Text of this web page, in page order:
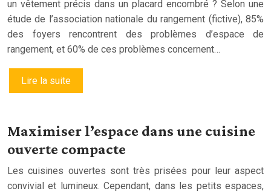
un vêtement précis dans un placard encombré ? Selon une
étude de l’association nationale du rangement (fictive), 85%
des foyers rencontrent des problèmes d’espace de
rangement, et 60% de ces problèmes concernent…
Lire la suite
Maximiser l’espace dans une cuisine
ouverte compacte
Les cuisines ouvertes sont très prisées pour leur aspect
convivial et lumineux. Cependant, dans les petits espaces,